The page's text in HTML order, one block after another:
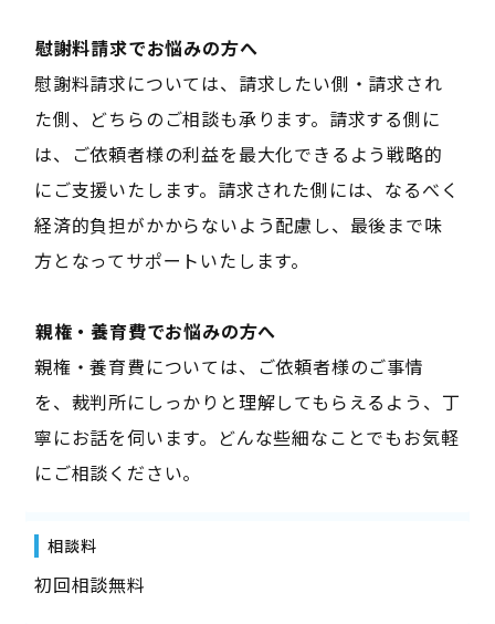
――慰謝料請求でお悩みの方へ――
慰謝料請求については、請求したい側・請求され
た側、どちらのご相談も承ります。請求する側に
は、ご依頼者様の利益を最大化できるよう戦略的
にご支援いたします。請求された側には、なるべく
経済的負担がかからないよう配慮し、最後まで味
方となってサポートいたします。
――親権・養育費でお悩みの方へ――
親権・養育費については、ご依頼者様のご事情
を、裁判所にしっかりと理解してもらえるよう、丁
寧にお話を伺います。どんな些細なことでもお気軽
にご相談ください。
相談料
初回相談無料